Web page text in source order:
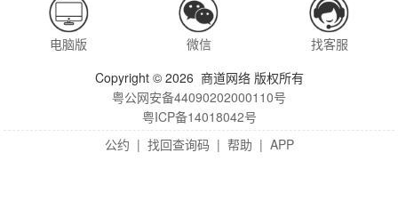
电脑版 微信
找客服
Copyright © 2026 商道网络 版权所有
粤公网安备44090202000110号
粤ICP备14018042号
公约 | 找回查询码 | 帮助 | APP